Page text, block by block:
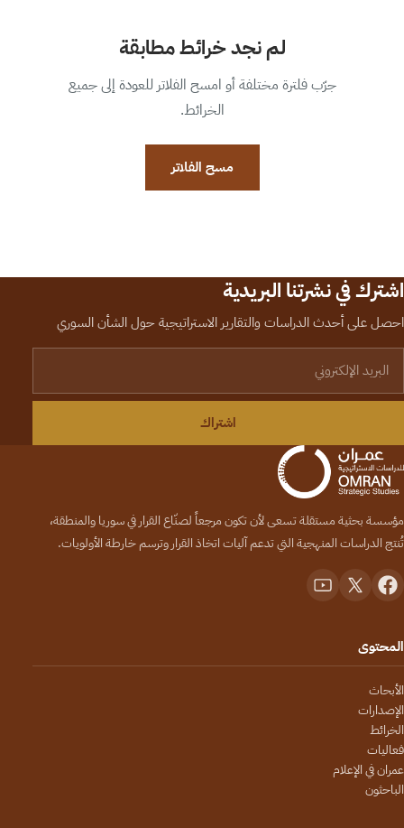
لم نجد خرائط مطابقة
جرّب فلترة مختلفة أو امسح الفلاتر للعودة إلى جميع
الخرائط.
مسح الفلاتر
اشترك في نشرتنا البريدية
احصل على أحدث الدراسات والتقارير الاستراتيجية حول الشأن السوري
اشتراك
مؤسسة بحثية مستقلة تسعى لأن تكون مرجعاً لصنّاع القرار في سوريا والمنطقة،
تُنتج الدراسات المنهجية التي تدعم آليات اتخاذ القرار وترسم خارطة الأولويات.
المحتوى
الأبحاث
الإصدارات
الخرائط
فعاليات
عمران في الإعلام
الباحثون